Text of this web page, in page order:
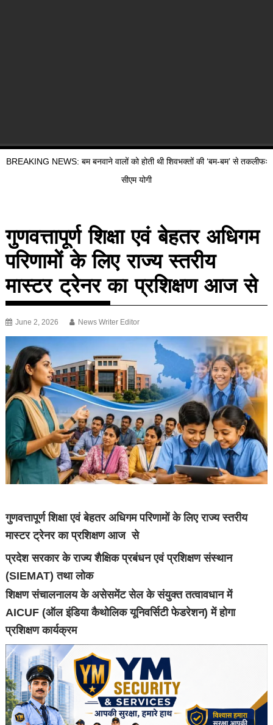
BREAKING NEWS: बम बनवाने वालों को होती थी शिवभक्तों की ‘बम-बम’ से तकलीफः
सीएम योगी
गुणवत्तापूर्ण शिक्षा एवं बेहतर अधिगम
परिणामों के लिए राज्य स्तरीय
मास्टर ट्रेनर का प्रशिक्षण आज से
June 2, 2026 News Writer Editor
गुणवत्तापूर्ण शिक्षा एवं बेहतर अधिगम परिणामों के लिए राज्य स्तरीय
मास्टर ट्रेनर का प्रशिक्षण आज से
प्रदेश सरकार के राज्य शैक्षिक प्रबंधन एवं प्रशिक्षण संस्थान
(SIEMAT) तथा लोक
शिक्षण संचालनालय के असेसमेंट सेल के संयुक्त तत्वावधान में
AICUF (ऑल इंडिया कैथोलिक यूनिवर्सिटी फेडरेशन) में होगा
प्रशिक्षण कार्यक्रम